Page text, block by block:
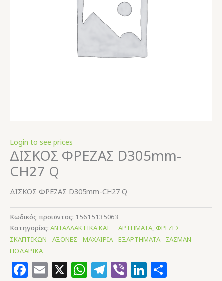
Login to see prices
ΔΙΣΚΟΣ ΦΡΕΖΑΣ D305mm-
CH27 Q
ΔΙΣΚΟΣ ΦΡΕΖΑΣ D305mm-CH27 Q
Κωδικός προϊόντος: 15615135063
Κατηγορίες: ΑΝΤΑΛΛΑΚΤΙΚΑ ΚΑΙ ΕΞΑΡΤΗΜΑΤΑ, ΦΡΕΖΕΣ
ΣΚΑΠΤΙΚΩΝ - ΑΞΟΝΕΣ - ΜΑΧΑΙΡΙΑ - ΕΞΑΡΤΗΜΑΤΑ - ΣΑΣΜΑΝ -
ΠΟΔΑΡΙΚΑ
Facebook
Email
X WhatsApp
Telegram
ViberLinkedIn